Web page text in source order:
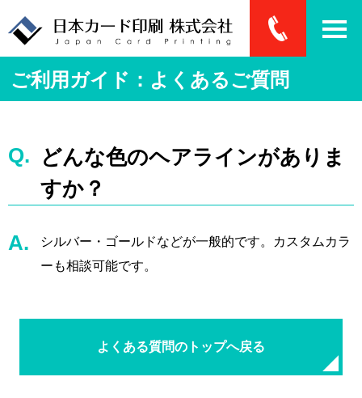
ご利用ガイド：よくあるご質問
どんな色のヘアラインがありま
すか？
シルバー・ゴールドなどが一般的です。カスタムカラ
ーも相談可能です。
よくある質問のトップへ戻る